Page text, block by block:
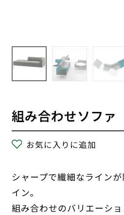
組み合わせソファ
お気に入りに追加
シャープで繊細なライン
イン。
組み合わせのバリエーショ